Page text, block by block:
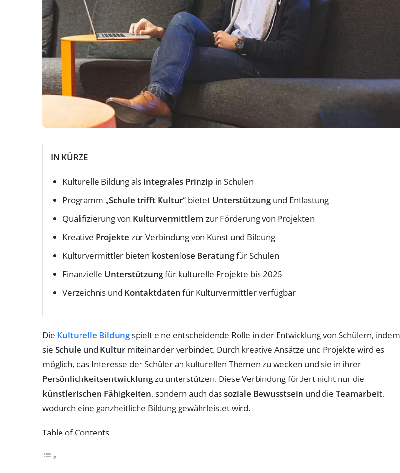
IN KÜRZE
Kulturelle Bildung als integrales Prinzip in Schulen
Programm „Schule trifft Kultur“ bietet Unterstützungund Entlastung
Qualifizierung von Kulturvermittlern zur Förderung von Projekten
Kreative Projekte zur Verbindung von Kunst und Bildung
Kulturvermittler bieten kostenlose Beratungfür Schulen
Finanzielle Unterstützungfür kulturelle Projekte bis 2025
Verzeichnis und Kontaktdaten für Kulturvermittler verfügbar
Die Kulturelle Bildungspielt eine entscheidende Rolle in der Entwicklung von Schülern, indem
sie Schule und Kultur miteinander verbindet. Durch kreative Ansätze und Projekte wird es
möglich, das Interesse der Schüler an kulturellen Themen zu wecken und sie in ihrer
Persönlichkeitsentwicklungzu unterstützen. Diese Verbindung fördert nicht nur die
künstlerischen Fähigkeiten, sondern auch dassoziale Bewusstsein und die Teamarbeit,
wodurch eine ganzheitliche Bildung gewährleistet wird.
Table of Contents